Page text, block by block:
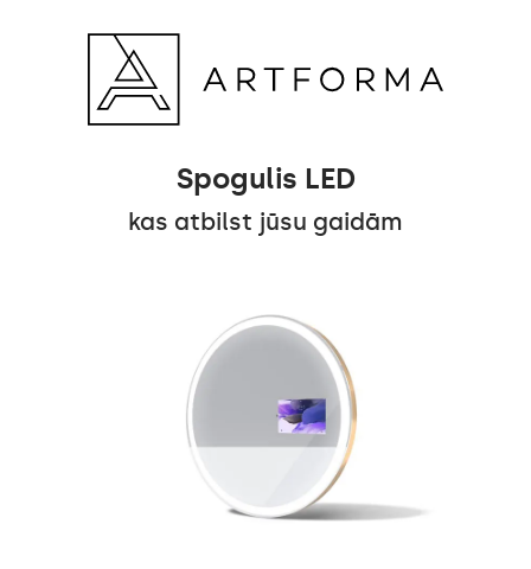
Spogulis LED
kas atbilst jūsu gaidām